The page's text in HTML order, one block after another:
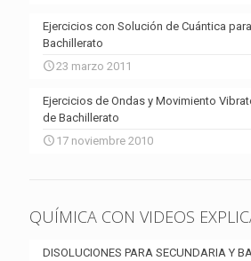
Ejercicios con Solución de Cuántica
Bachillerato
23 marzo 2011
Ejercicios de Ondas y Movimiento
de Bachillerato
17 noviembre 2010
QUÍMICA CON VIDEOS
DISOLUCIONES PARA SECUNDARIA Y